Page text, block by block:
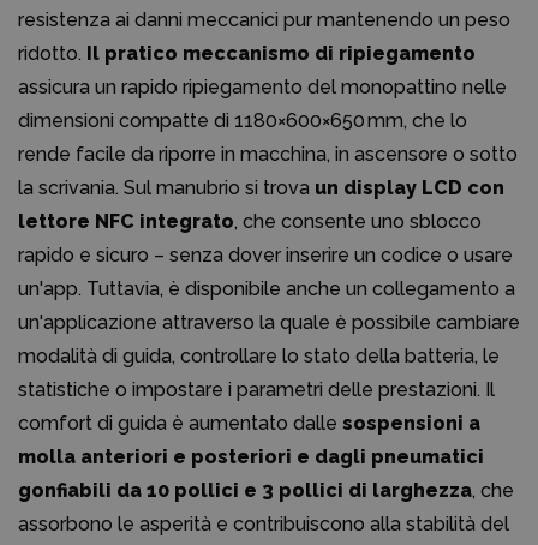
resistenza ai danni meccanici pur mantenendo un peso
ridotto. Il pratico meccanismo di ripiegamento
assicura un rapido ripiegamento del monopattino nelle
dimensioni compatte di 1180×600×650 mm, che lo
rende facile da riporre in macchina, in ascensore o sotto
la scrivania. Sul manubrio si trova un display LCD con
lettore NFC integrato, che consente uno sblocco
rapido e sicuro – senza dover inserire un codice o usare
un'app. Tuttavia, è disponibile anche un collegamento a
un'applicazione attraverso la quale è possibile cambiare
modalità di guida, controllare lo stato della batteria, le
statistiche o impostare i parametri delle prestazioni. Il
comfort di guida è aumentato dalle sospensioni a
molla anteriori e posteriori e dagli pneumatici
gonfiabili da 10 pollici e 3 pollici di larghezza, che
assorbono le asperità e contribuiscono alla stabilità del